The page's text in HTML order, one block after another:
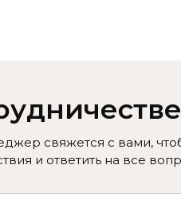
свяжется с вами,
и ответить на все